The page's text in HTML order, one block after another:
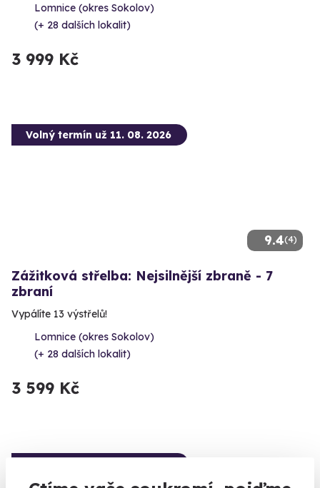
Lomnice (okres Sokolov)
(+ 28 dalších lokalit)
3 999 Kč
9.4(4)
Volný termín už 11. 08. 2026
Zážitková střelba: Nejsilnější zbraně - 7
zbraní
Vypálíte 13 výstřelů!
Lomnice (okres Sokolov)
(+ 28 dalších lokalit)
3 599 Kč